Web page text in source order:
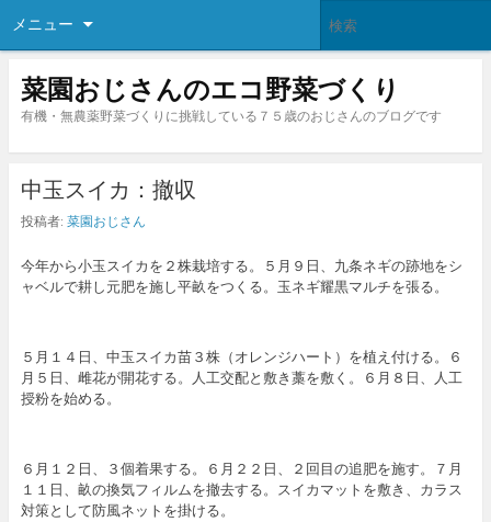
メニュー
菜園おじさんのエコ野菜づくり
有機・無農薬野菜づくりに挑戦している７５歳のおじさんのブログです
中玉スイカ：撤収
投稿者: 菜園おじさん
今年から小玉スイカを２株栽培する。５月９日、九条ネギの跡地をシ
ャベルで耕し元肥を施し平畝をつくる。玉ネギ耀黒マルチを張る。
５月１４日、中玉スイカ苗３株（オレンジハート）を植え付ける。６
月５日、雌花が開花する。人工交配と敷き藁を敷く。６月８日、人工
授粉を始める。
６月１２日、３個着果する。６月２２日、２回目の追肥を施す。７月
１１日、畝の換気フィルムを撤去する。スイカマットを敷き、カラス
対策として防風ネットを掛ける。